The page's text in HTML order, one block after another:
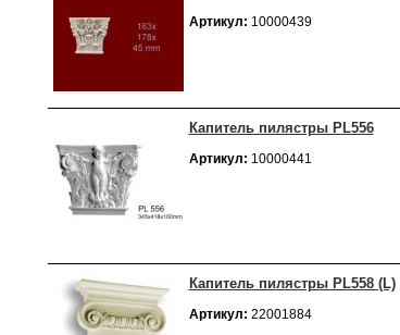
Артикул: 10000439
Капитель пилястры PL556
Артикул: 10000441
Капитель пилястры PL558 (L)
Артикул: 22001884